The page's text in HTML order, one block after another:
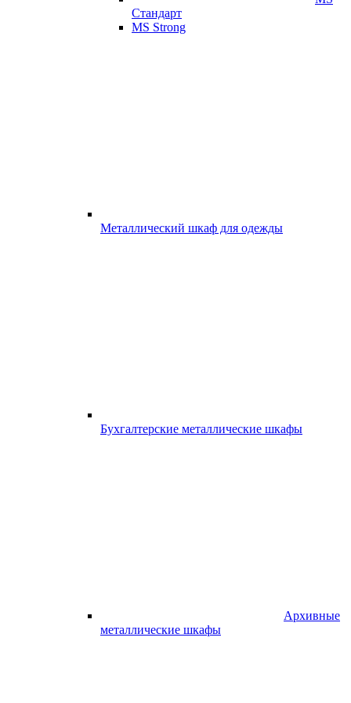
Стандарт
MS Strong
Металлический шкаф для одежды
Бухгалтерские металлические шкафы
Архивные
металлические шкафы